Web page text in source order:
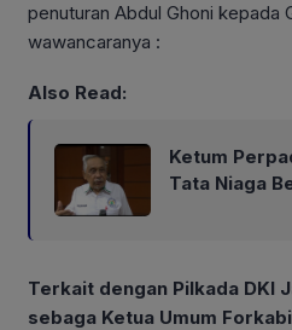
penuturan Abdul Ghoni kepada
wawancaranya :
Also Read:
Ketum
Tata Niaga
Terkait dengan Pilkada DKI
sebaga Ketua Umum